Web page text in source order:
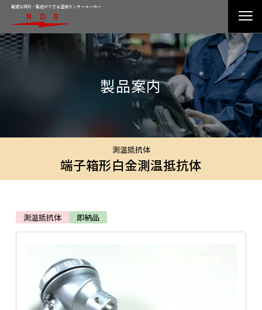
最適な設計・製造ができる温度センサーメーカー
製品案内
測温抵抗体
端子箱形白金測温抵抗体
測温抵抗体 即納品